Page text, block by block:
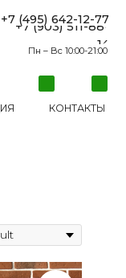
И ОПЛАТА
КОНТАКТЫ